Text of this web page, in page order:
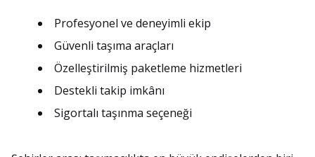
Profesyonel ve deneyimli ekip
Güvenli taşıma araçları
Özelleştirilmiş paketleme hizmetleri
Destekli takip imkânı
Sigortalı taşınma seçeneği